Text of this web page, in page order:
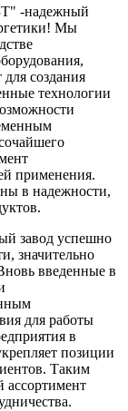
-надежный
Мы
создания
технологии
применения.
в надежности,
завод успешно
значительно
введенные в
для работы
в
позиции
Таким
ассортимент